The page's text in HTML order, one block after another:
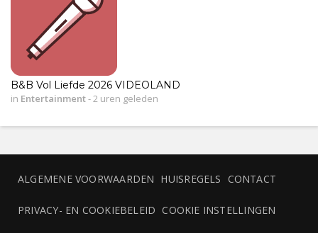
B&B Vol Liefde 2026 VIDEOLAND
in Entertainment- 2 uren geleden
ALGEMENE VOORWAARDEN HUISREGELS CONTACT
PRIVACY- EN COOKIEBELEID COOKIE INSTELLINGEN